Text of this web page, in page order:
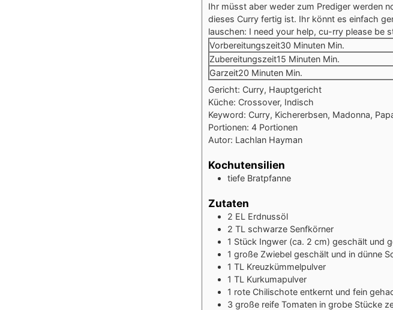
Ihr müsst aber weder zum Prediger werden
dieses Curry fertig ist. Ihr könnt es einfach
lauschen: I need your help, cu-rry please be
Vorbereitungszeit30 Minuten Min.
Zubereitungszeit15 Minuten Min.
Garzeit20 Minuten Min.
Gericht: Curry, Hauptgericht
Küche: Crossover, Indisch
Keyword: Curry, Kichererbsen, Madonna,
Portionen: 4 Portionen
Autor: Lachlan Hayman
Kochutensilien
tiefe Bratpfanne
Zutaten
2 EL Erdnussöl
2 TL schwarze Senfkörner
1 Stück Ingwer (ca. 2 cm) geschält und
1 große Zwiebel geschält und in dünne
1 TL Kreuzkümmelpulver
1 TL Kurkumapulver
1 rote Chilischote entkernt und fein
3 große reife Tomaten in grobe Stücke